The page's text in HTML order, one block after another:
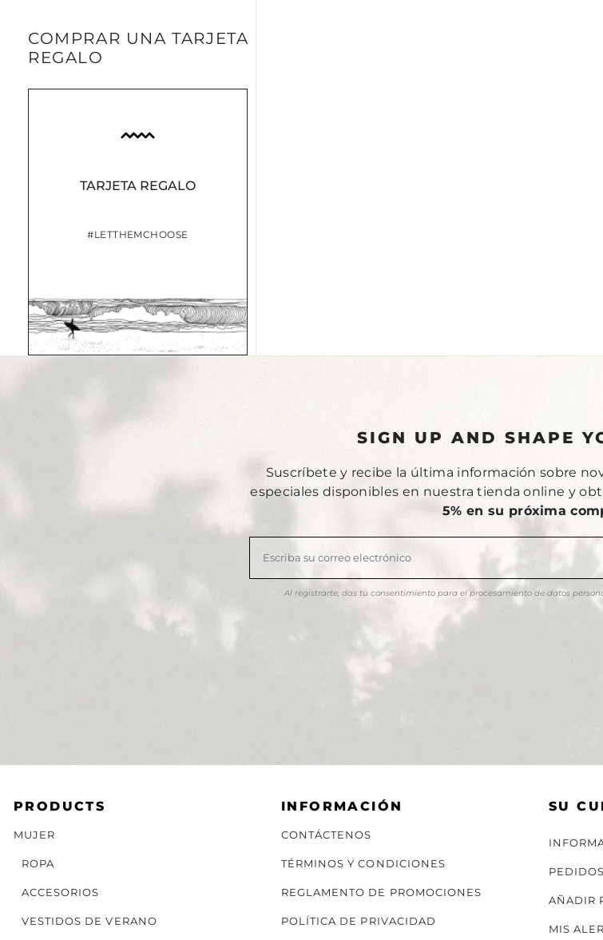
COMPRAR UNA TARJETA
REGALO
TARJETA REGALO
#LETTHEMCHOOSE
SIGN UP AND SHAPE
Suscríbete y recibe la última información sobre
especiales disponibles en nuestra tienda online y
5% en su próxima
Al registrarte, das tu consentimiento para el procesamiento de datos
PRODUCTS
MUJER
ROPA
ACCESORIOS
VESTIDOS DE VERANO
INFORMACIÓN
CONTÁCTENOS
TÉRMINOS Y CONDICIONES
REGLAMENTO DE PROMOCIONES
POLÍTICA DE PRIVACIDAD
SU
PEDIDOS
AÑADIR
MIS